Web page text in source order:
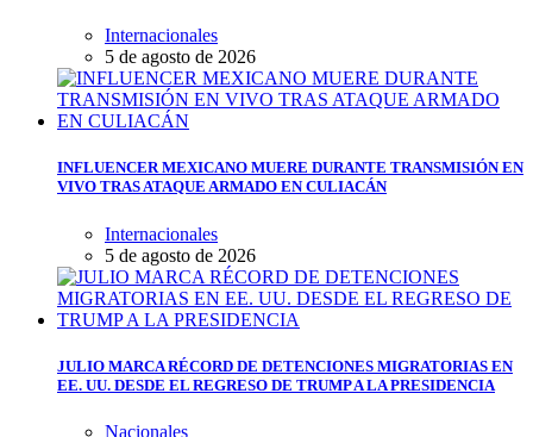
Internacionales
5 de agosto de 2026
INFLUENCER MEXICANO MUERE DURANTE TRANSMISIÓN EN
VIVO TRAS ATAQUE ARMADO EN CULIACÁN
Internacionales
5 de agosto de 2026
JULIO MARCA RÉCORD DE DETENCIONES MIGRATORIAS EN
EE. UU. DESDE EL REGRESO DE TRUMP A LA PRESIDENCIA
Nacionales